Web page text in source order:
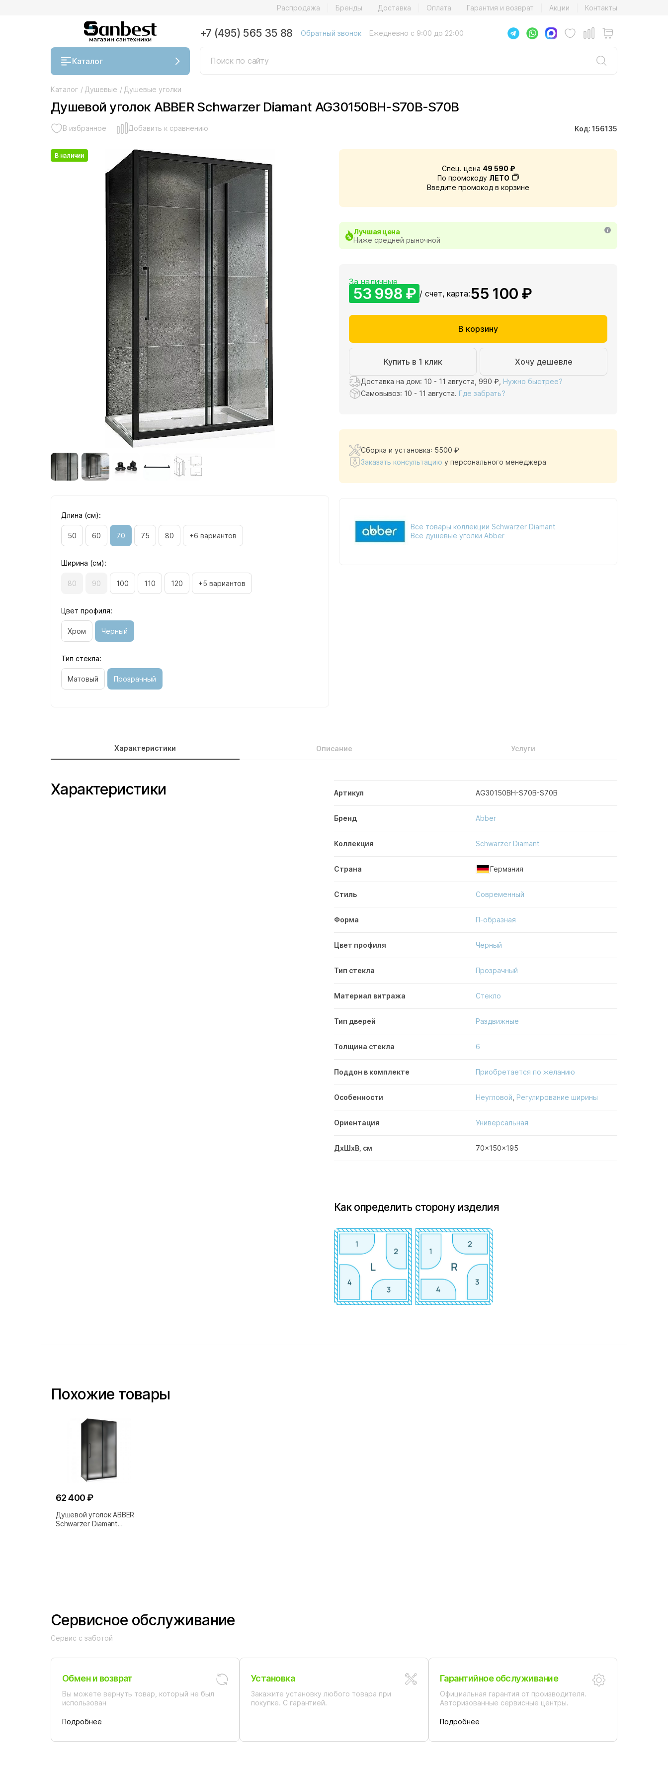
Распродажа Бренды Доставка Оплата Гарантия и возврат Акции Контакты
Каталог
+7 (495) 565 35 88 Обратный звонок Ежедневно с 9:00 до 22:00
Каталог / Душевые / Душевые уголки
Душевой уголок ABBER Schwarzer Diamant AG30150BH-S70B-S70B
В избранное Добавить к сравнению Код: 156135
В наличии
Длина (см):
50 60 70 75 80 +6 вариантов
Ширина (см):
80 90 100 110 120 +5 вариантов
Цвет профиля:
Хром Черный
Тип стекла:
Матовый Прозрачный
Спец. цена 49 590 ₽
По промокоду ЛЕТО
Введите промокод в корзине
Лучшая цена
Ниже средней рыночной
За наличные
53 998 ₽ / счет, карта:55 100 ₽
В корзину
Купить в 1 клик Хочу дешевле
Доставка на дом: 10 - 11 августа, 990 ₽ Нужно быстрее?
Самовывоз: 10 - 11 августа. Где забрать?
Сборка и установка: 5500 ₽
Заказать консультацию у персонального менеджера
Все товары коллекции Schwarzer Diamant
Все душевые уголки Abber
Характеристики Описание Услуги
Характеристики Артикул AG30150BH-S70B-S70B
Бренд Abber
Коллекция Schwarzer Diamant
Страна Германия
Стиль Современный
Форма П-образная
Цвет профиля Черный
Тип стекла Прозрачный
Материал витража Стекло
Тип дверей Раздвижные
Толщина стекла 6
Поддон в комплекте Приобретается по желанию
Особенности Неугловой Регулирование ширины
Ориентация Универсальная
ДxШxВ, см 70x150x195
Как определить сторону изделия
Похожие товары
62 400 ₽
Душевой уголок ABBER
Schwarzer Diamant
Сервисное обслуживание
Сервис с заботой
Обмен и возврат
Вы можете вернуть товар, который не был
использован
Подробнее
Установка
Закажите установку любого товара при
покупке. С гарантией.
Гарантийное обслуживание
Официальная гарантия от производителя.
Авторизованные сервисные центры.
Подробнее